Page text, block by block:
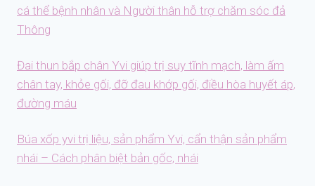
cá thể bệnh nhân và Người thân hỗ trợ chăm sóc đả
Thông
Đai thun bắp chân Yvi giúp trị suy tĩnh mạch, làm ấm
chân tay, khỏe gối, đỡ đau khớp gối, điều hòa huyết áp,
đường máu
Búa xốp yvi trị liệu, sản phẩm Yvi, cẩn thận sản phẩm
nhái – Cách phân biệt bản gốc, nhái